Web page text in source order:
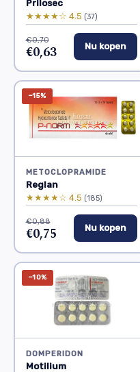
Prilosec
★★★★☆ 4.5 (37)
€0,70
€0,63 Nu kopen
−15%
METOCLOPRAMIDE
Reglan
★★★★☆ 4.5 (185)
€0,88
€0,75 Nu kopen
−10%
DOMPERIDON
Motilium